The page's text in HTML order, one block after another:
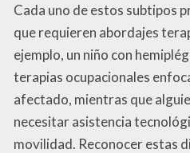
Cada uno de estos subtipos
que requieren abordajes
ejemplo, un niño con
terapias ocupacionales
afectado, mientras que
necesitar asistencia
movilidad. Reconocer estas